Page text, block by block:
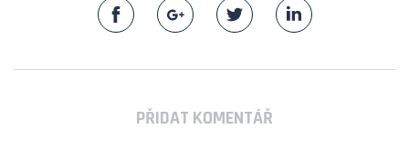
PŘIDAT KOMENTÁŘ